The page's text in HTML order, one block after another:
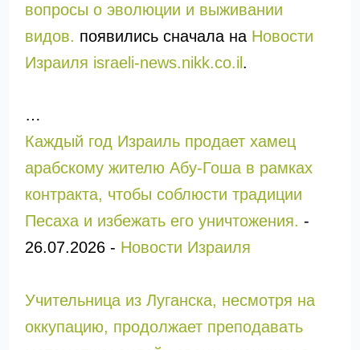
вопросы о эволюции и выживании
видов. появились сначала на Новости
Израиля israeli-news.nikk.co.il .
…
Каждый год Израиль продает хамец
арабскому жителю Абу-Гоша в рамках
контракта, чтобы соблюсти традиции
Песаха и избежать его уничтожения. -
26.07.2026- Новости Израиля
Учительница из Луганска, несмотря на
оккупацию, продолжает преподавать